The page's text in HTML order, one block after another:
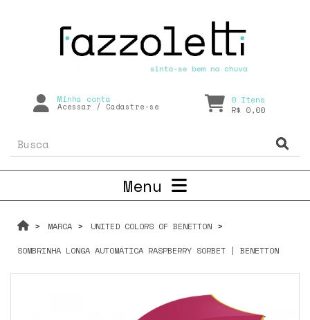
Minha conta
Acessar / Cadastre-se
0 Itens
R$ 0,00
Menu
MARCA UNITED COLORS OF BENETTON
SOMBRINHA LONGA AUTOMÁTICA RASPBERRY SORBET | BENETTON